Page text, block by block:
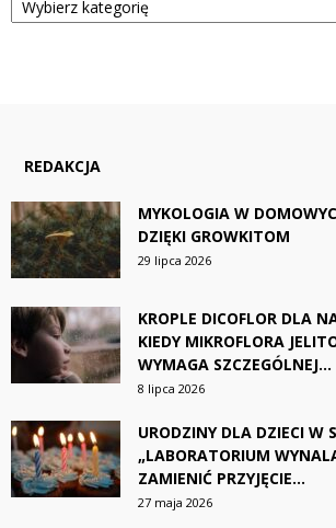
REDAKCJA
MYKOLOGIA W
DZIĘKI GROWKITOM
29 lipca 2026
KROPLE DICOFLOR DLA
KIEDY MIKROFLORA
WYMAGA SZCZEGÓLNEJ...
8 lipca 2026
URODZINY DLA DZIECI W
„LABORATORIUM
ZAMIENIĆ PRZYJĘCIE...
27 maja 2026